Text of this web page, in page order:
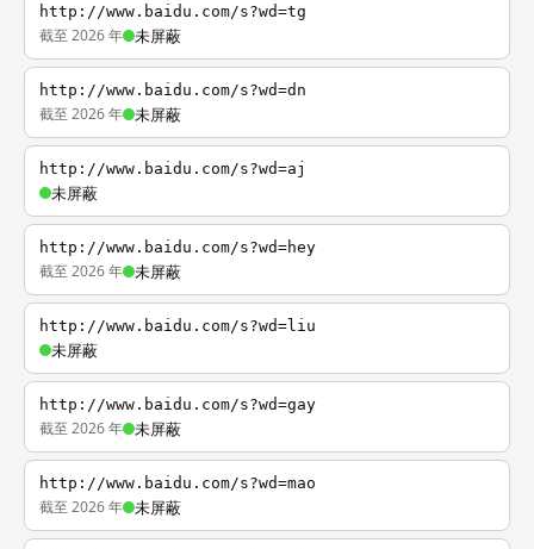
http://www.baidu.com/s?wd=tg
截至 2026 年 未屏蔽
http://www.baidu.com/s?wd=dn
截至 2026 年 未屏蔽
http://www.baidu.com/s?wd=aj
未屏蔽
http://www.baidu.com/s?wd=hey
截至 2026 年 未屏蔽
http://www.baidu.com/s?wd=liu
未屏蔽
http://www.baidu.com/s?wd=gay
截至 2026 年 未屏蔽
http://www.baidu.com/s?wd=mao
截至 2026 年 未屏蔽